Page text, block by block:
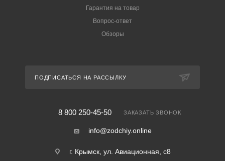
Гарантия на товар
Вопрос-ответ
Обзоры
ПОДПИСАТЬСЯ НА РАССЫЛКУ
8 800 250-45-50 ЗАКАЗАТЬ ЗВОНОК
info@zodchiy.online
г. Крымск, ул. Авиационная, с8